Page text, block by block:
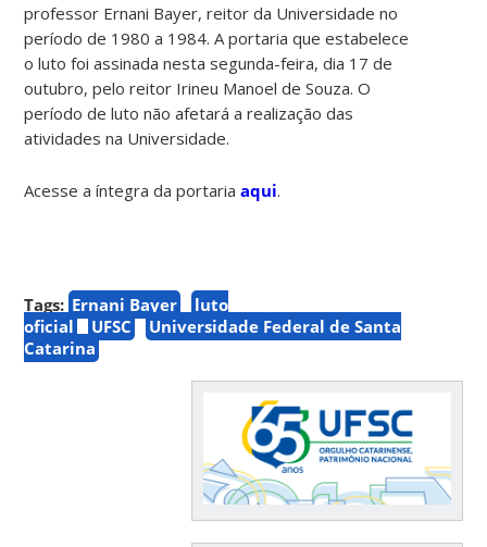
professor Ernani Bayer, reitor da Universidade no
período de 1980 a 1984. A portaria que estabelece
o luto foi assinada nesta segunda-feira, dia 17 de
outubro, pelo reitor Irineu Manoel de Souza. O
período de luto não afetará a realização das
atividades na Universidade.
Acesse a íntegra da portariaaqui.
Tags: Ernani Bayer
luto
oficial
UFSC
Universidade Federal de Santa
Catarina